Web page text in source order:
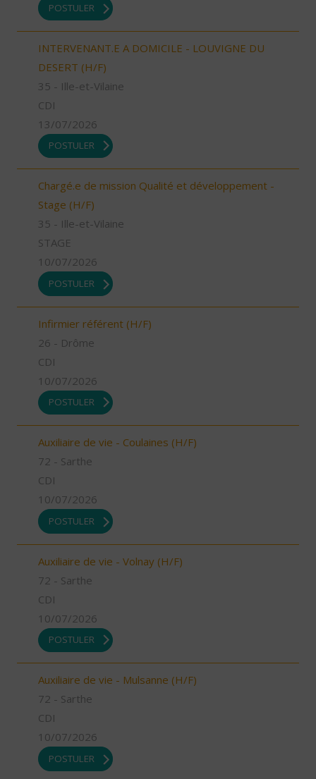
POSTULER
INTERVENANT.E A DOMICILE - LOUVIGNE DU
DESERT (H/F)
35 - Ille-et-Vilaine
CDI
13/07/2026
POSTULER
Chargé.e de mission Qualité et développement -
Stage (H/F)
35 - Ille-et-Vilaine
STAGE
10/07/2026
POSTULER
Infirmier référent (H/F)
26 - Drôme
CDI
10/07/2026
POSTULER
Auxiliaire de vie - Coulaines (H/F)
72 - Sarthe
CDI
10/07/2026
POSTULER
Auxiliaire de vie - Volnay (H/F)
72 - Sarthe
CDI
10/07/2026
POSTULER
Auxiliaire de vie - Mulsanne (H/F)
72 - Sarthe
CDI
10/07/2026
POSTULER